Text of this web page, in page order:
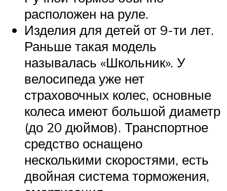
расположен на руле.
Изделия для детей от 9-ти лет.
Раньше такая модель
называлась «Школьник». У
велосипеда уже нет
страховочных колес, основные
колеса имеют большой диаметр
(до 20 дюймов). Транспортное
средство оснащено
несколькими скоростями, есть
двойная система торможения,